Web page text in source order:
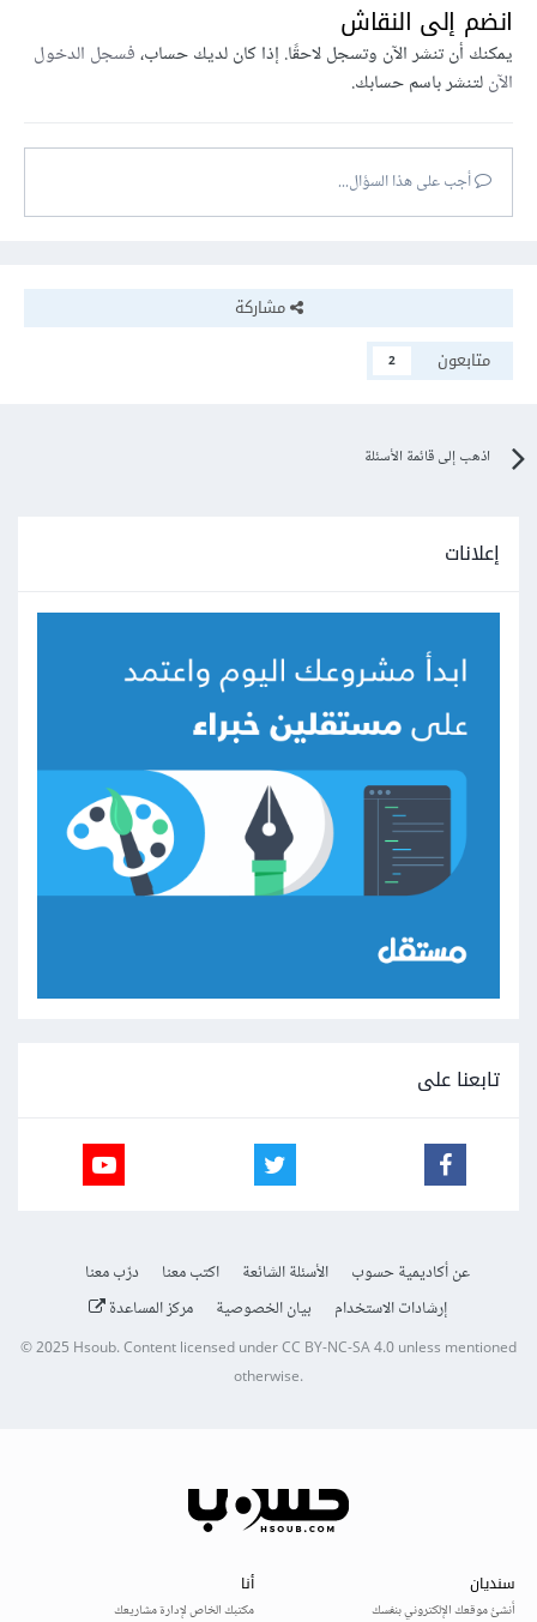
انضم إلى النقاش
يمكنك أن تنشر الآن وتسجل لاحقًا. إذا كان لديك حساب،فسجل الدخول
الآنلتنشر باسم حسابك.
أجب على هذا السؤال...
مشاركة
متابعون
2
اذهب إلى قائمة الأسئلة
إعلانات
تابعنا على
عن أكاديمية حسوب الأسئلة الشائعة اكتب معنا
درّب معنا
إرشادات الاستخدام
بيان الخصوصية مركز المساعدة
© 2025Hsoub.Content licensed underCC BY-NC-SA 4.0unless mentioned
otherwise.